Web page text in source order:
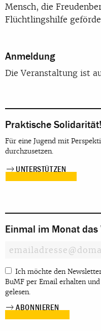
Mensch, die
Flüchtlingshilfe
Anmeldung
Die Veranstaltung ist
Praktische Solidarität!
Für eine Jugend mit
durchzusetzen.
UNTERSTÜTZEN
Einmal im Monat
Ich möchte den
BuMF per Email erhalten
gelesen.